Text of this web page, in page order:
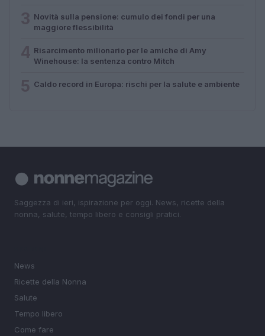
Novità sulla pensione: cumulo dei fondi per una
maggiore flessibilità
Risarcimento milionario per le amiche di Amy
Winehouse: la sentenza contro Mitch
Caldo record in Europa: rischi per la salute e ambiente
Saggezza di ieri, ispirazione per oggi. News, ricette della
nonna, salute, tempo libero e consigli pratici.
News
Ricette della Nonna
Salute
Tempo libero
Come fare